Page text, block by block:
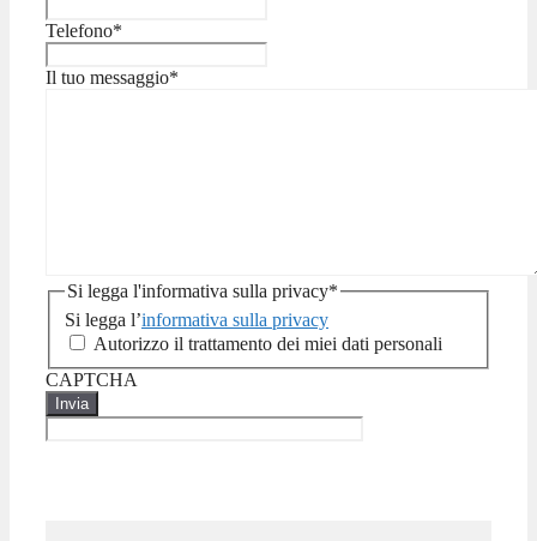
Telefono*
Il tuo messaggio*
Si legga l'informativa sulla privacy*
Si legga l’informativa sulla privacy
Autorizzo il trattamento dei miei dati personali
CAPTCHA